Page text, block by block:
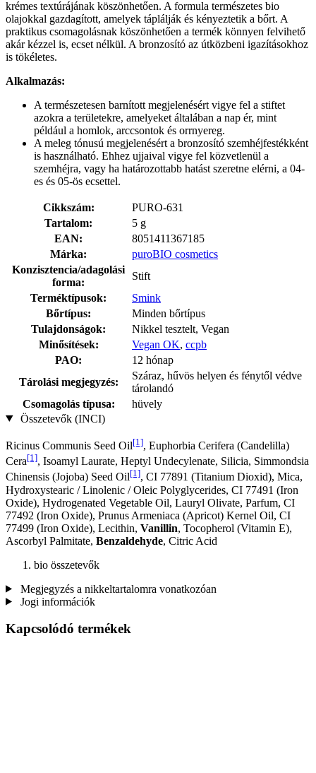
krémes textúrájának köszönhetően. A formula természetes bio
olajokkal gazdagított, amelyek táplálják és kényeztetik a bőrt. A
praktikus csomagolásnak köszönhetően a termék könnyen felvihető
akár kézzel is, ecset nélkül. A bronzosító az útközbeni igazításokhoz
is tökéletes.
Alkalmazás:
A természetesen barnított megjelenésért vigye fel a stiftet
azokra a területekre, amelyeket általában a nap ér, mint
például a homlok, arccsontok és orrnyereg.
A meleg tónusú megjelenésért a bronzosító szemhéjfestékként
is használható. Ehhez ujjaival vigye fel közvetlenül a
szemhéjra, vagy ha határozottabb hatást szeretne elérni, a 04-
es és 05-ös ecsettel.
Cikkszám:
PURO-631
Tartalom:
5 g
EAN:
8051411367185
Márka:
puroBIO cosmetics
Konzisztencia/adagolási
forma:
Stift
Terméktípusok:
Smink
Bőrtípus:
Minden bőrtípus
Tulajdonságok:
Nikkel tesztelt, Vegan
Minősítések:
Vegan OK, ccpb
PAO:
12 hónap
Tárolási megjegyzés:
Száraz, hűvös helyen és fénytől védve
tárolandó
Csomagolás típusa:
hüvely
Összetevők (INCI)
Ricinus Communis Seed Oil[1], Euphorbia Cerifera (Candelilla)
Cera[1], Isoamyl Laurate, Heptyl Undecylenate, Silicia, Simmondsia
Chinensis (Jojoba) Seed Oil[1], CI 77891 (Titanium Dioxid), Mica,
Hydroxystearic / Linolenic / Oleic Polyglycerides, CI 77491 (Iron
Oxide), Hydrogenated Vegetable Oil, Lauryl Olivate, Parfum, CI
77492 (Iron Oxide), Prunus Armeniaca (Apricot) Kernel Oil, CI
77499 (Iron Oxide), Lecithin, Vanillin, Tocopherol (Vitamin E),
Ascorbyl Palmitate, Benzaldehyde, Citric Acid
bio összetevők
Megjegyzés a nikkeltartalomra vonatkozóan
Jogi információk
Kapcsolódó termékek